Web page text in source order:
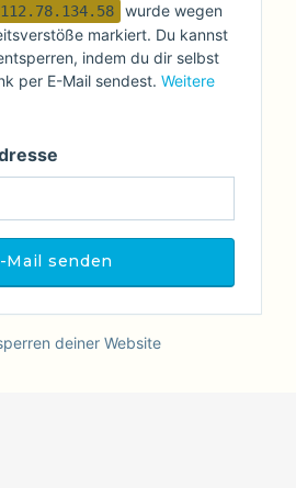
112.78.134.58
wurde wegen
markiert. Du kannst
indem du dir selbst
per E-Mail sendest. Weitere
deiner Website